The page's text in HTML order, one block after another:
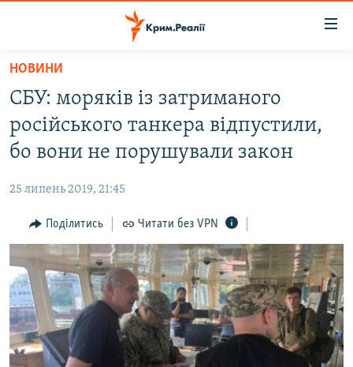
Перейти
основного
матеріалу
Перейти
до
основної
Перейти
до
пошуку
ВОДА.КРИМ
ВІДЕО ТА ФОТО
БЛОГИ
ПОГЛЯД
ІНТЕРВ'Ю
ВСЕ ЗА ДЕНЬ
СПЕЦПРОЕКТИ
ДЕПОРТАЦІЯ
ЯК ОБІЙТИ БЛОКУВАННЯ
НОВИНИ
СБУ: моряків із затриманого
російського танкера відпустили,
бо вони не порушували закон
25 липень 2019, 21:45
Поділитись Читати без VPN